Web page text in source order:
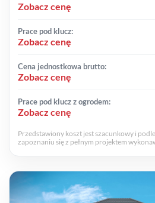
Zobacz cenę
Prace pod klucz:
Zobacz cenę
Cena jednostkowa brutto:
Zobacz cenę
Prace pod klucz z ogrodem:
Zobacz cenę
Przedstawiony koszt jest szacunkowy i
zapoznaniu się z pełnym projektem